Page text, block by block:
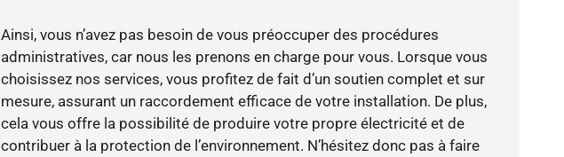
Ainsi, vous n’avez pas besoin de vous préoccuper des procédures
administratives, car nous les prenons en charge pour vous. Lorsque vous
choisissez nos services, vous profitez de fait d’un soutien complet et sur
mesure, assurant un raccordement efficace de votre installation. De plus,
cela vous offre la possibilité de produire votre propre électricité et de
contribuer à la protection de l’environnement. N’hésitez donc pas à faire